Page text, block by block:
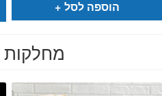
הוספה לסל
מחלקות